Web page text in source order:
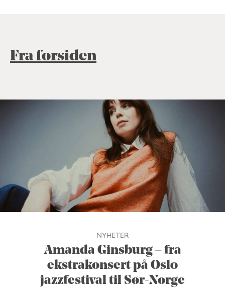
Fra forsiden
NYHETER
Amanda Ginsburg – fra
ekstrakonsert på Oslo
jazzfestival til Sør-Norge